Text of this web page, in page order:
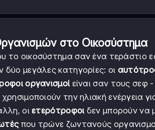
στο Οικοσύστημα
το οικοσύστημα σαν ένα τεράστιο
μεγάλες κατηγορίες: οι
οργανισμοί είναι σαν τους σεφ
την ηλιακή ενέργεια
οιετερότροφοι δεν μπορούν να
που τρώνε ζωντανούς